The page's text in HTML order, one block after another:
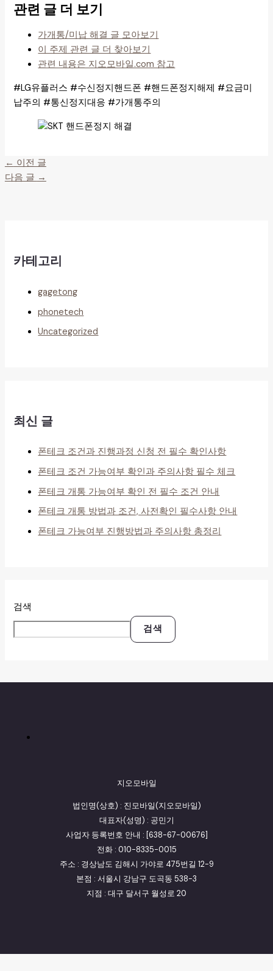
관련 글 더 보기
가개통/미납 해결 글 모아보기
이 주제 관련 글 더 찾아보기
관련 내용은 지오모바일.com 참고
#LG유플러스 #수신정지핸드폰 #핸드폰정지해제 #요금미
납주의 #통신정지대응 #가개통주의
← 이전 글
다음 글 →
카테고리
gagetong
phonetech
Uncategorized
최신 글
폰테크 조건과 진행과정 신청 전 필수 확인사항
폰테크 조건 가능여부 확인과 주의사항 필수 체크
폰테크 개통 가능여부 확인 전 필수 조건 안내
폰테크 개통 방법과 조건, 사전확인 필수사항 안내
폰테크 가능여부 진행방법과 주의사항 총정리
검색
검색
지오모바일
법인명(상호) : 진모바일(지오모바일)
대표자(성명) : 공민기
사업자 등록번호 안내 : [638-67-00676]
전화 : 010-8335-0015
주소 : 경상남도 김해시 가야로 475번길 12-9
본점 : 서울시 강남구 도곡동 538-3
지점 : 대구 달서구 월성로 20